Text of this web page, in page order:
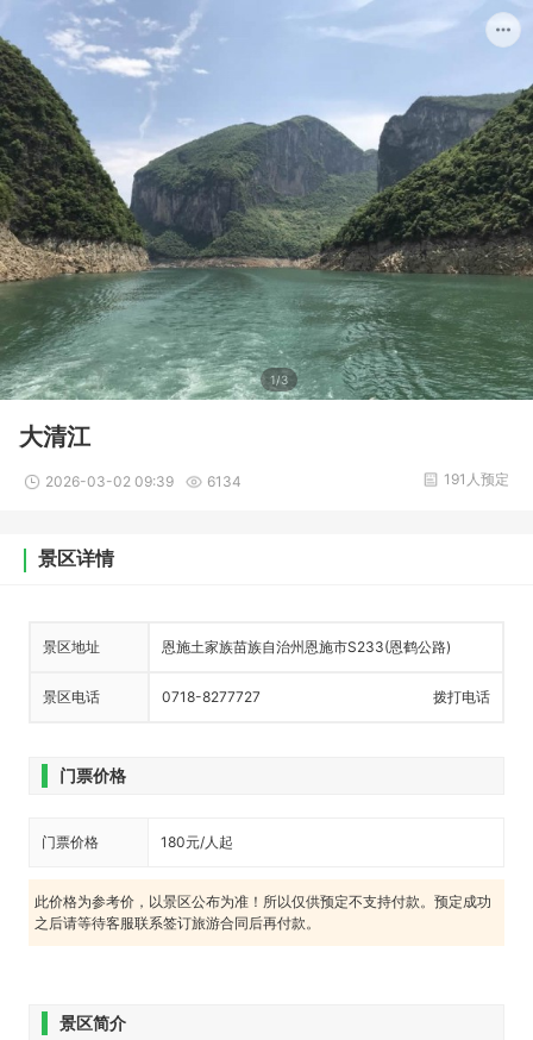
1/3
大清江
2026-03-02 09:39 6134 191人预定
景区详情
景区地址 恩施土家族苗族自治州恩施市S233(恩鹤公路)
景区电话 0718-8277727 拨打电话
门票价格
门票价格 180元/人起
此价格为参考价，以景区公布为准！所以仅供预定不支持付款。预定成功
之后请等待客服联系签订旅游合同后再付款。
景区简介